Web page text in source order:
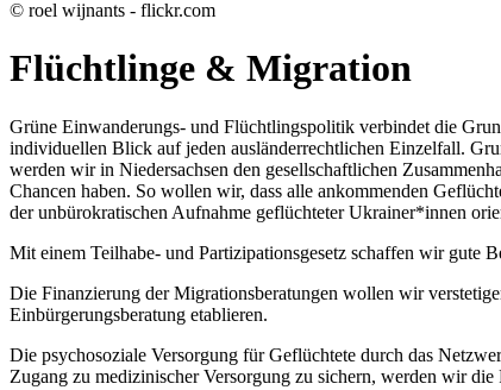
© roel wijnants - flickr.com
Flüchtlinge & Migration
Grüne Einwanderungs- und Flüchtlingspolitik verbindet die
individuellen Blick auf jeden ausländerrechtlichen Einzelfall.
werden wir in Niedersachsen den gesellschaftlichen
Chancen haben. So wollen wir, dass alle ankommenden
der unbürokratischen Aufnahme geflüchteter Ukrainer*innen
Mit einem Teilhabe- und Partizipationsgesetz schaffen wir gute
Die Finanzierung der Migrationsberatungen wollen wir
Einbürgerungsberatung etablieren.
Die psychosoziale Versorgung für Geflüchtete durch das
Zugang zu medizinischer Versorgung zu sichern, werden wir